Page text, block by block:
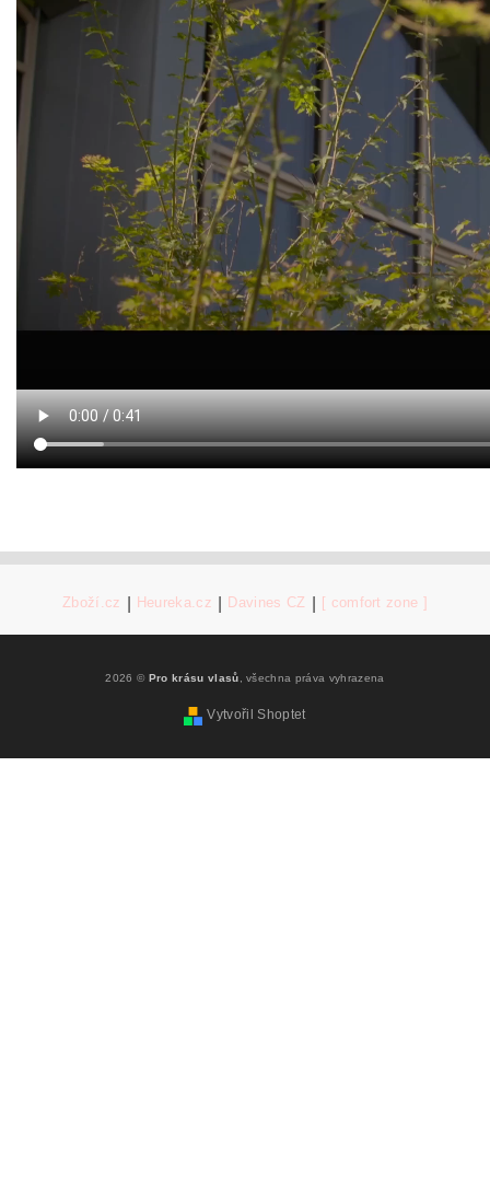
Zboží.cz Heureka.cz Davines CZ [ comfort zone ]
2026 © Pro krásu vlasů , všechna práva vyhrazena
Vytvořil Shoptet